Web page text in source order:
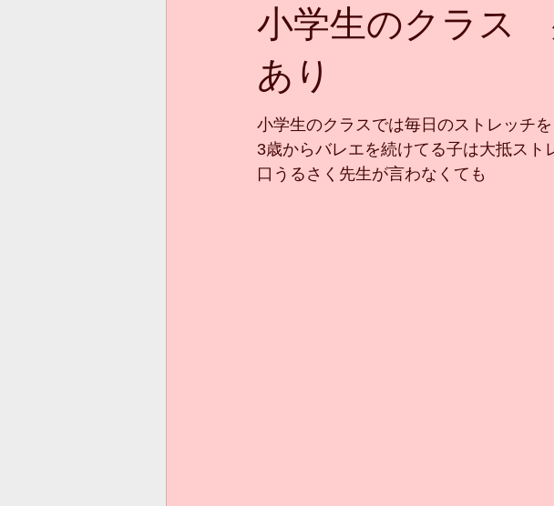
小学生のクラス
あり
小学生のクラスでは毎日のストレッチを
3歳からバレエを続けてる子は大抵スト
口うるさく先生が言わなくても